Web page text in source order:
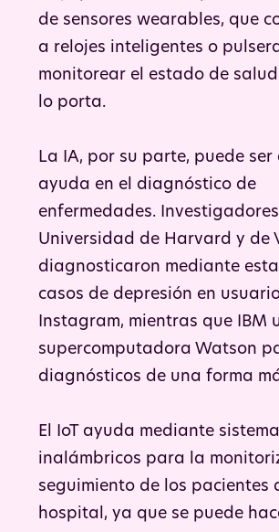
de sensores wearables, que
a relojes inteligentes o
monitorear el estado de
lo porta.
La IA, por su parte, puede ser
ayuda en el diagnóstico de
enfermedades.
Universidad de Harvard y de
diagnosticaron mediante
casos de depresión en
Instagram, mientras que IBM
supercomputadora Watson
diagnósticos de una forma
El IoT ayuda mediante
inalámbricos para la
seguimiento de los pacientes
hospital, ya que se puede